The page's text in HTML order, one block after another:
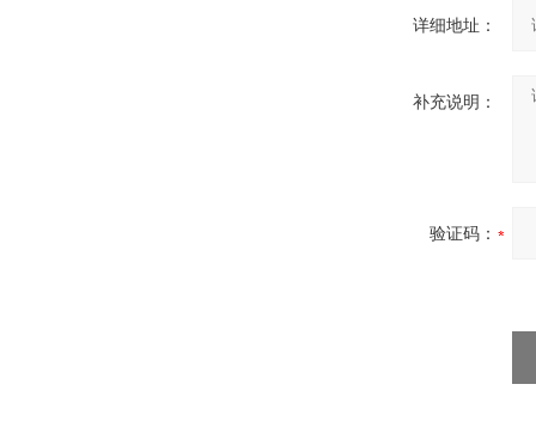
详细地址：
补充说明：
验证码：